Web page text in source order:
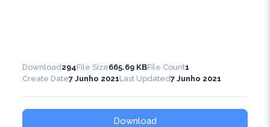
Download294File Size665.69 KBFile Count1
Create Date7 Junho 2021Last Updated7 Junho 2021
Download